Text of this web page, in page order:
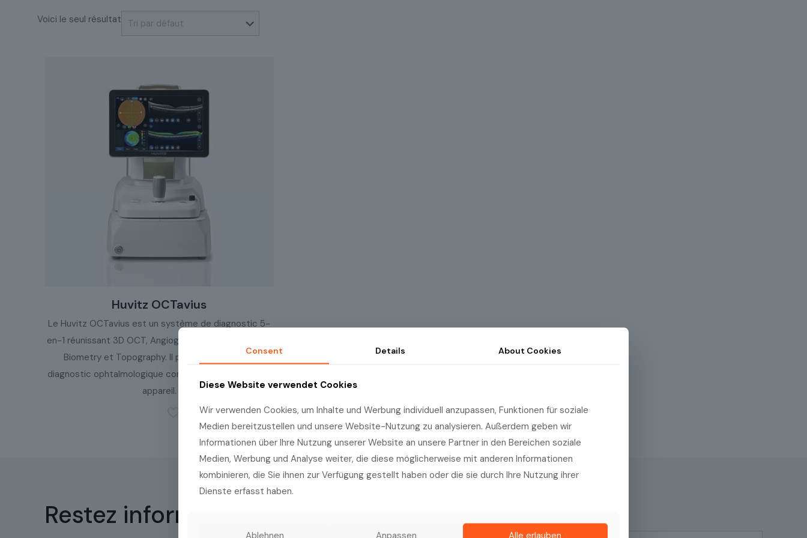
Voici le seul résultat
Huvitz OCTavius
Le Huvitz OCTavius est un système de diagnostic 5-
en-1 réunissant 3D OCT, Angiography, Fundus Camera,
Biometry et Topography. Il prend en charge un
diagnostic ophtalmologique complet au sein d’un seul
appareil.
Restez informé
Consent Details About Cookies
Diese Website verwendet Cookies
Wir verwenden Cookies, um Inhalte und Werbung individuell anzupassen, Funktionen für soziale
Medien bereitzustellen und unsere Website-Nutzung zu analysieren. Außerdem geben wir
Informationen über Ihre Nutzung unserer Website an unsere Partner in den Bereichen soziale
Medien, Werbung und Analyse weiter, die diese möglicherweise mit anderen Informationen
kombinieren, die Sie ihnen zur Verfügung gestellt haben oder die sie durch Ihre Nutzung ihrer
Dienste erfasst haben.
Ablehnen Anpassen Alle erlauben